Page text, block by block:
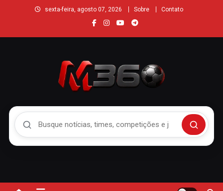
sexta-feira, agosto 07, 2026 Sobre Contato
Buscar